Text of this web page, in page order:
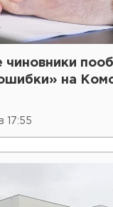
чиновники
на
17:55